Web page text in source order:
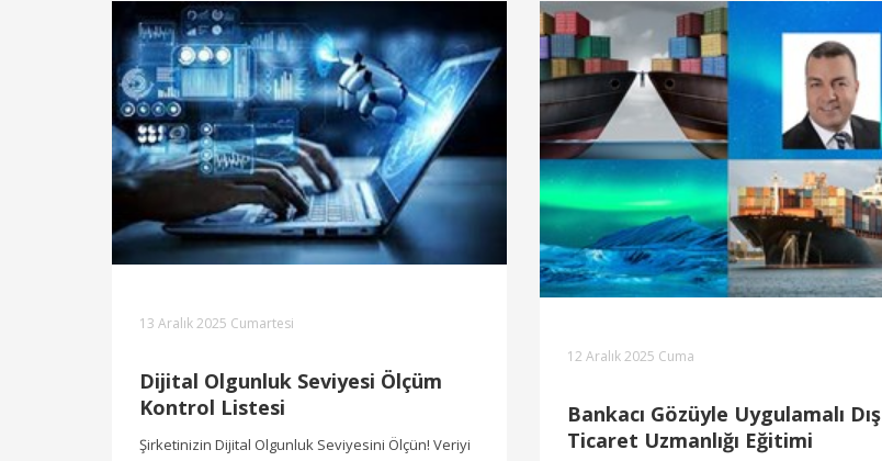
13 Aralık 2025 Cumartesi
Dijital Olgunluk Seviyesi Ölçüm
Kontrol Listesi
Şirketinizin Dijital Olgunluk Seviyesini Ölçün! Veriyi
12 Aralık 2025 Cuma
Bankacı Gözüyle Uygulamalı Dış
Ticaret Uzmanlığı Eğitimi